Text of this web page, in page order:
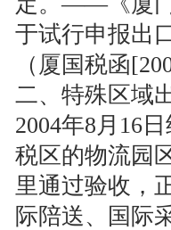
于试行申报出
（厦国税函
二、特殊区域
2004年8月16
税区的物流园
里通过验收，
际陪送、国际